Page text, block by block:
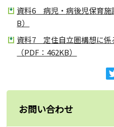
資料6 病児・病後児保育施
B）
資料7 定住自立圏構想に係
（PDF：462KB）
お問い合わせ